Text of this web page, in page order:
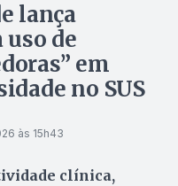
lança
de
em
no SUS
às 15h43
clínica,